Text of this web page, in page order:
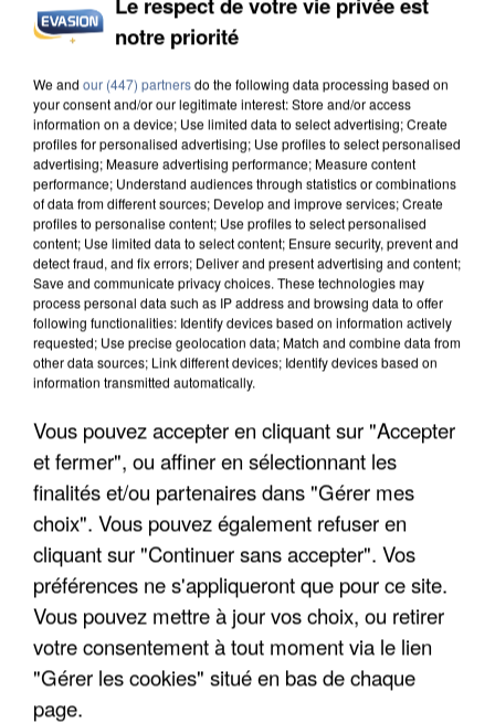
UNE TOURISTE DE L’OISE EMPORTÉE PAR UNE
COULÉE DE BOUE EN HAUTE-SAVOIE
LES DONNÉES DE 300 000 CLIENTS DÉROBÉES À
INTERMARCHÉ APRÈS UNE...
notre priorité
We and our (447) partnersdo the following data processing based on
your consent and/or our legitimate interest: Store and/or access
information on a device; Use limited data to select advertising; Create
profiles for personalised advertising; Use profiles to select personalised
advertising; Measure advertising performance; Measure content
performance; Understand audiences through statistics or combinations
of data from different sources; Develop and improve services; Create
profiles to personalise content; Use profiles to select personalised
content; Use limited data to select content; Ensure security, prevent and
detect fraud, and fix errors; Deliver and present advertising and content;
Save and communicate privacy choices. These technologies may
process personal data such as IP address and browsing data to offer
following functionalities: Identify devices based on information actively
requested; Use precise geolocation data; Match and combine data from
other data sources; Link different devices; Identify devices based on
information transmitted automatically.
Vous pouvez accepter en cliquant sur "Accepter
et fermer", ou affiner en sélectionnant les
finalités et/ou partenaires dans "Gérer mes
choix". Vous pouvez également refuser en
cliquant sur "Continuer sans accepter". Vos
préférences ne s'appliqueront que pour ce site.
Vous pouvez mettre à jour vos choix, ou retirer
votre consentement à tout moment via le lien
"Gérer les cookies" situé en bas de chaque
page.